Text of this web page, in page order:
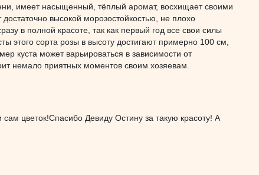
имеет насыщенный, тёплый аромат, восхищает своими
высокой морозостойкостью, не плохо
в полной красоте, так как первый год все свои силы
этого сорта розы в высоту достигают примерно 100 см,
куста может варьироваться в зависимости от
немало приятных моментов своим хозяевам.
цветок!Спасибо Девиду Остину за такую красоту! А